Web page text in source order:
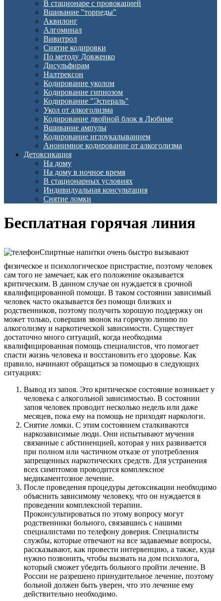
В стационаре с провокацией
Вшивание "торпеды"
Аквилонг
Алгоминал
Вивитрол
Снятие кодировки
По методу Довженко
Дисульфирам
Налтрексон
Кодирование уколом
Кодирование гипнозом
Кодирование "Эспераль"
Укол от алкоголизма
Кодирование двойной блок в Любиме
Вшивание ампулы
Кодирование иглоукалыванием
Анонимное кодирование от алкоголизма
Детоксикация
На дому
На дому в ночное время
В стационарных условиях
Индивидуальная консультация
Снятие ломки
Бесплатная горячая линия
Спиртные напитки очень быстро вызывают
физическое и психологическое пристрастие, поэтому человек
сам того не замечает, как его положение оказывается
критическим. В данном случае он нуждается в срочной
квалифицированной помощи. В таком состоянии зависимый
человек часто оказывается без помощи близких и
родственников, поэтому получить хорошую поддержку он
может только, совершив звонок на горячую линию по
алкоголизму и наркотической зависимости. Существует
достаточно много ситуаций, когда необходима
квалифицированная помощь специалистов, что помогает
спасти жизнь человека и восстановить его здоровье. Как
правило, начинают обращаться за помощью в следующих
ситуациях:
Вывод из запоя. Это критическое состояние возникает у
человека с алкогольной зависимостью. В состоянии
запоя человек проводит несколько недель или даже
месяцев, пока ему на помощь не приходят наркологи.
Снятие ломки. С этим состоянием сталкиваются
наркозависимые люди. Они испытывают мучения
связанные с абстиненцией, которая у них развивается
при полном или частичном отказе от употребления
запрещенных наркотических средств. Для устранения
всех симптомов проводится комплексное
медикаментозное лечение.
После проведения процедуры детоксикации необходимо
объяснить зависимому человеку, что он нуждается в
проведении комплексной терапии.
Проконсультироваться по этому вопросу могут
родственники больного, связавшись с нашими
специалистами по телефону доверия. Специалисты
службы, которые отвечают на все задаваемые вопросы,
рассказывают, как провести интервенцию, а также, куда
нужно позвонить, чтобы вызвать на дом психолога,
который сможет убедить больного пройти лечение. В
России не разрешено принудительное лечение, поэтому
больной должен быть уверен, что это лечение ему
действительно необходимо.